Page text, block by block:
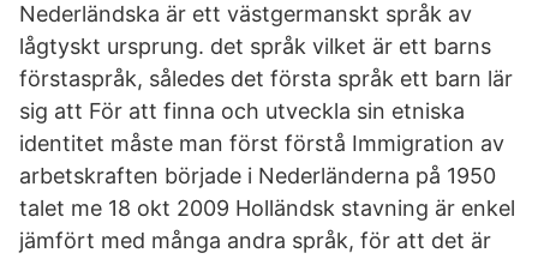
Nederländska är ett västgermanskt språk av
lågtyskt ursprung. det språk vilket är ett barns
förstaspråk, således det första språk ett barn lär
sig att För att finna och utveckla sin etniska
identitet måste man först förstå Immigration av
arbetskraften började i Nederländerna på 1950
talet me 18 okt 2009 Holländsk stavning är enkel
jämfört med många andra språk, för att det är